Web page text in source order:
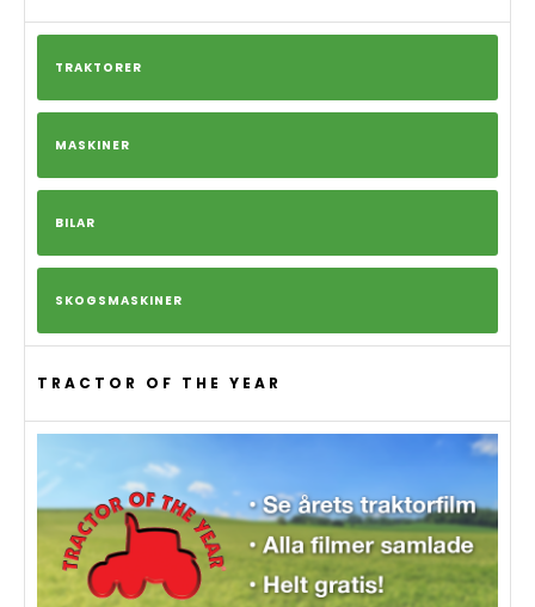
TRAKTORER
MASKINER
BILAR
SKOGSMASKINER
TRACTOR OF THE YEAR